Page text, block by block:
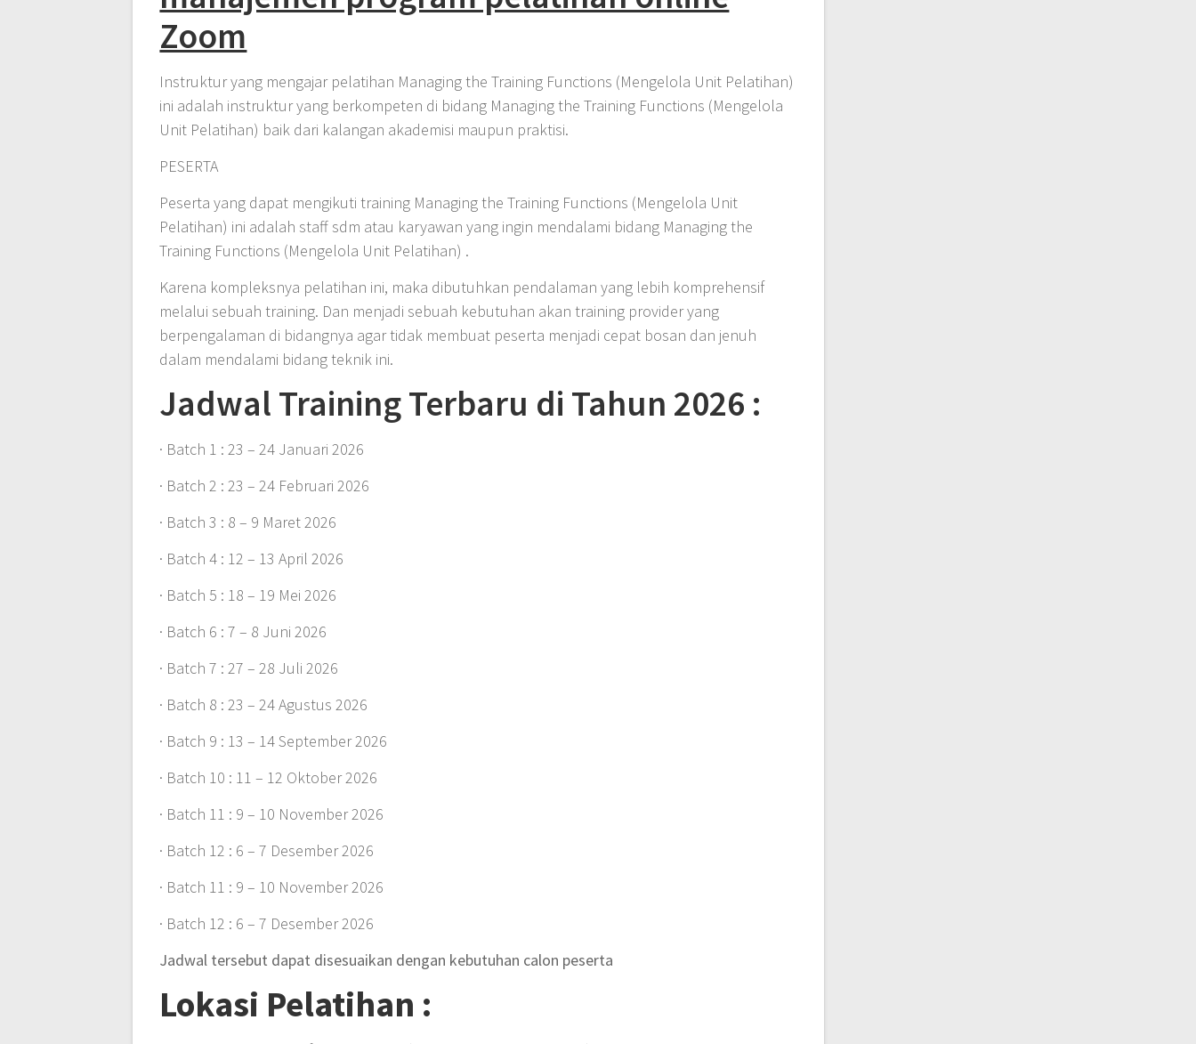
Zoom
Instruktur yang mengajar pelatihan Managing the Training Functions (Mengelola Unit Pelatihan)
ini adalah instruktur yang berkompeten di bidang Managing the Training Functions (Mengelola
Unit Pelatihan) baik dari kalangan akademisi maupun praktisi.
PESERTA
Peserta yang dapat mengikuti training Managing the Training Functions (Mengelola Unit
Pelatihan) ini adalah staff sdm atau karyawan yang ingin mendalami bidang Managing the
Training Functions (Mengelola Unit Pelatihan) .
Karena kompleksnya pelatihan ini, maka dibutuhkan pendalaman yang lebih komprehensif
melalui sebuah training. Dan menjadi sebuah kebutuhan akan training provider yang
berpengalaman di bidangnya agar tidak membuat peserta menjadi cepat bosan dan jenuh
dalam mendalami bidang teknik ini.
Jadwal Training Terbaru di Tahun 2026 :
· Batch 1 : 23 – 24 Januari 2026
· Batch 2 : 23 – 24 Februari 2026
· Batch 3 : 8 – 9 Maret 2026
· Batch 4 : 12 – 13 April 2026
· Batch 5 : 18 – 19 Mei 2026
· Batch 6 : 7 – 8 Juni 2026
· Batch 7 : 27 – 28 Juli 2026
· Batch 8 : 23 – 24 Agustus 2026
· Batch 9 : 13 – 14 September 2026
· Batch 10 : 11 – 12 Oktober 2026
· Batch 11 : 9 – 10 November 2026
· Batch 12 : 6 – 7 Desember 2026
· Batch 11 : 9 – 10 November 2026
· Batch 12 : 6 – 7 Desember 2026
Jadwal tersebut dapat disesuaikan dengan kebutuhan calon peserta
Lokasi Pelatihan :